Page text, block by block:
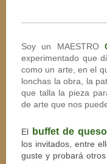
Soy un MAESTRO
experimentado que
como un arte, en el
lonchas la obra, la
que talla la pieza
de arte que nos
El buffet de
los invitados, entre
guste y probará